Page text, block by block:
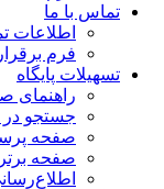
تماس با ما
اطلاعات
فرم
تسهیلات پایگاه
راهنمای
جستجو در
صفحه
صفحه